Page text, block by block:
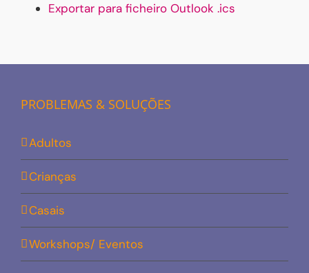
Exportar para ficheiro Outlook .ics
PROBLEMAS & SOLUÇÕES
Adultos
Crianças
Casais
Workshops/ Eventos